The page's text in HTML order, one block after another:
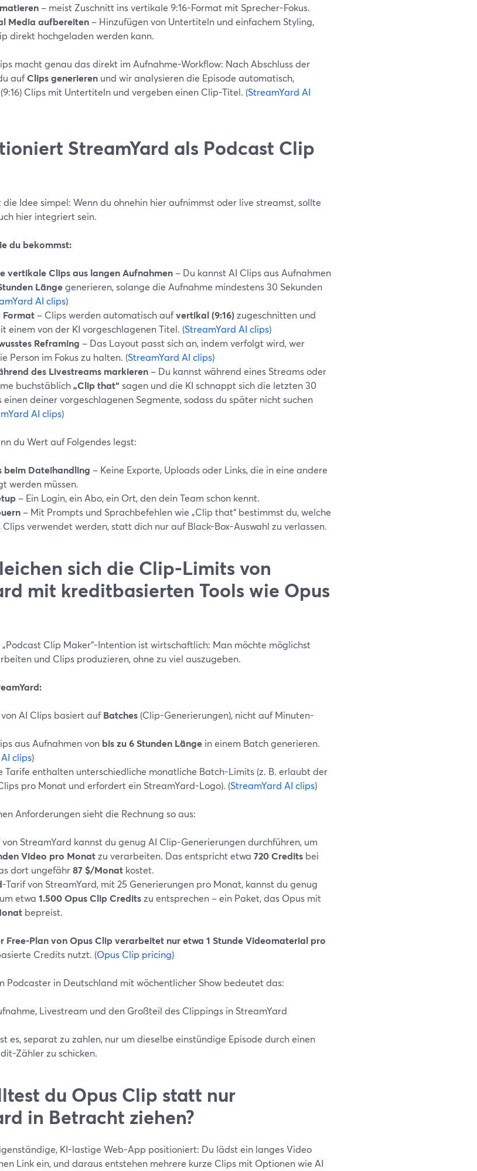
– meist Zuschnitt ins vertikale 9:16-Format mit Sprecher-Fokus.
Media aufbereiten – Hinzufügen von Untertiteln und einfachem Styling,
direkt hochgeladen werden kann.
macht genau das direkt im Aufnahme-Workflow: Nach Abschluss der
aufClips generieren und wir analysieren die Episode automatisch,
Clips mit Untertiteln und vergeben einen Clip-Titel. (StreamYard AI
StreamYard als Podcast Clip
die Idee simpel: Wenn du ohnehin hier aufnimmst oder live streamst, sollte
hier integriert sein.
du bekommst:
vertikale Clips aus langen Aufnahmen – Du kannst AI Clips aus Aufnahmen
Längegenerieren, solange die Aufnahme mindestens 30 Sekunden
AI clips)
Format – Clips werden automatisch aufvertikal (9:16) zugeschnitten und
einem von der KI vorgeschlagenen Titel. (StreamYard AI clips)
Reframing – Das Layout passt sich an, indem verfolgt wird, wer
Person im Fokus zu halten. (StreamYard AI clips)
des Livestreams markieren – Du kannst während eines Streams oder
buchstäblich„Clip that“ sagen und die KI schnappt sich die letzten 30
einen deiner vorgeschlagenen Segmente, sodass du später nicht suchen
AI clips)
du Wert auf Folgendes legst:
beim Dateihandling – Keine Exporte, Uploads oder Links, die in eine andere
werden müssen.
– Ein Login, ein Abo, ein Ort, den dein Team schon kennt.
– Mit Prompts und Sprachbefehlen wie „Clip that“ bestimmst du, welche
verwendet werden, statt dich nur auf Black-Box-Auswahl zu verlassen.
sich die Clip-Limits von
mit kreditbasierten Tools wie Opus
„Podcast Clip Maker“-Intention ist wirtschaftlich: Man möchte möglichst
und Clips produzieren, ohne zu viel auszugeben.
AI Clips basiert aufBatches (Clip-Generierungen), nicht auf Minuten-
aus Aufnahmen von bis zu 6 Stunden Länge in einem Batch generieren.
clips)
Tarife enthalten unterschiedliche monatliche Batch-Limits (z. B. erlaubt der
pro Monat und erfordert ein StreamYard-Logo). (StreamYard AI clips)
Anforderungen sieht die Rechnung so aus:
von StreamYard kannst du genug AI Clip-Generierungen durchführen, um
Video pro Monatzu verarbeiten. Das entspricht etwa 720 Credits bei
dort ungefähr87 $/Monat kostet.
-Tarif von StreamYard, mit 25 Generierungen pro Monat, kannst du genug
etwa 1.500 Opus Clip Creditszu entsprechen – ein Paket, das Opus mit
bepreist.
Free-Plan von Opus Clip verarbeitet nur etwa 1 Stunde Videomaterial pro
Credits nutzt. (Opus Clip pricing)
Podcaster in Deutschland mit wöchentlicher Show bedeutet das:
Livestream und den Großteil des Clippings in StreamYard
es, separat zu zahlen, nur um dieselbe einstündige Episode durch einen
Zähler zu schicken.
du Opus Clip statt nur
in Betracht ziehen?
KI-lastige Web-App positioniert: Du lädst ein langes Video
Link ein, und daraus entstehen mehrere kurze Clips mit Optionen wie AI